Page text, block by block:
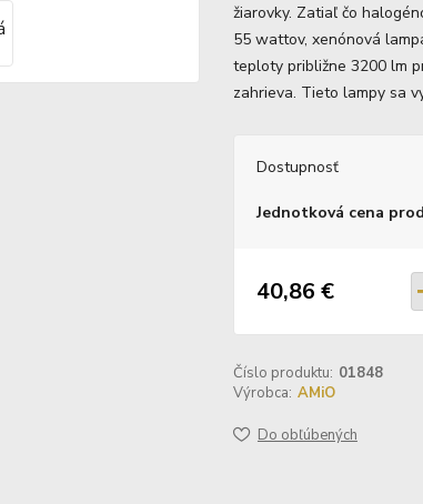
žiarovky. Zatiaľ čo
55 wattov, xenónová
teploty približne 3200 lm
zahrieva. Tieto lampy sa
Dostupnosť
Jednotková cena
40,86 €
Číslo produktu: 01848
Výrobca: AMiO
Do obľúbených